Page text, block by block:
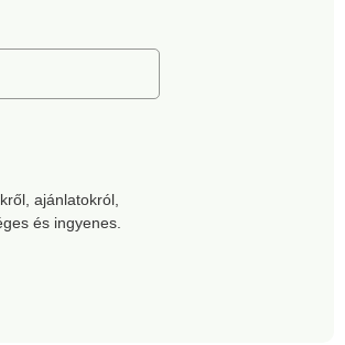
ajánlatokról,
és ingyenes.